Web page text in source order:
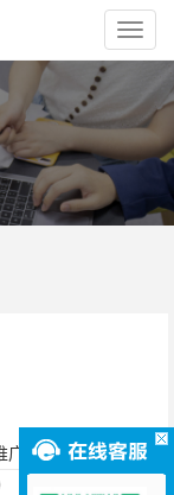
西
安
高
林
烁
网
络
（个
广效果总不佳？可
跟上这3个新趋势！